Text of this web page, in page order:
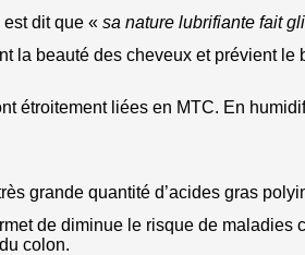
est dit que « sa nature lubrifiante fait
la beauté des cheveux et prévient le
étroitement liées en MTC. En
grande quantité d’acides gras
de diminue le risque de
colon.